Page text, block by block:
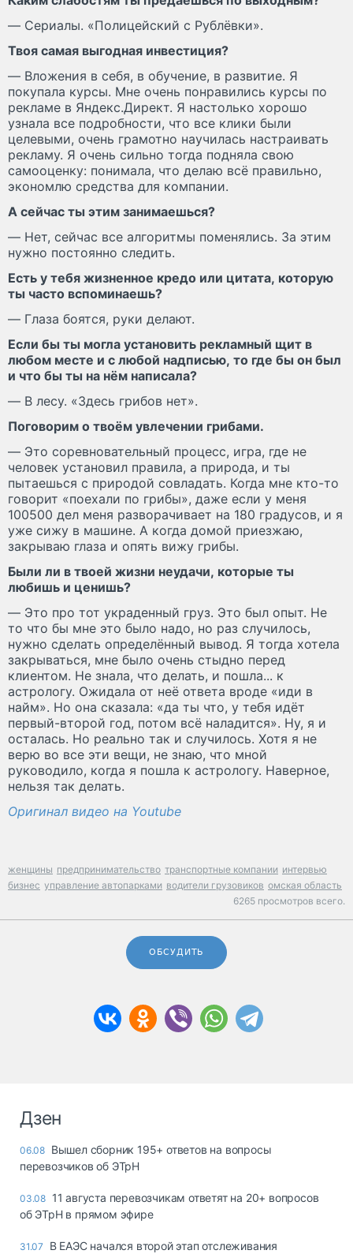
— Сериалы. «Полицейский с Рублёвки».
Твоя самая выгодная инвестиция?
— Вложения в себя, в обучение, в развитие. Я
покупала курсы. Мне очень понравились курсы по
рекламе в Яндекс.Директ. Я настолько хорошо
узнала все подробности, что все клики были
целевыми, очень грамотно научилась настраивать
рекламу. Я очень сильно тогда подняла свою
самооценку: понимала, что делаю всё правильно,
экономлю средства для компании.
А сейчас ты этим занимаешься?
— Нет, сейчас все алгоритмы поменялись. За этим
нужно постоянно следить.
Есть у тебя жизненное кредо или цитата, которую
ты часто вспоминаешь?
— Глаза боятся, руки делают.
Если бы ты могла установить рекламный щит в
любом месте и с любой надписью, то где бы он был
и что бы ты на нём написала?
— В лесу. «Здесь грибов нет».
Поговорим о твоём увлечении грибами.
— Это соревновательный процесс, игра, где не
человек установил правила, а природа, и ты
пытаешься с природой совладать. Когда мне кто-то
говорит «поехали по грибы», даже если у меня
100500 дел меня разворачивает на 180 градусов, и я
уже сижу в машине. А когда домой приезжаю,
закрываю глаза и опять вижу грибы.
Были ли в твоей жизни неудачи, которые ты
любишь и ценишь?
— Это про тот украденный груз. Это был опыт. Не
то что бы мне это было надо, но раз случилось,
нужно сделать определённый вывод. Я тогда хотела
закрываться, мне было очень стыдно перед
клиентом. Не знала, что делать, и пошла... к
астрологу. Ожидала от неё ответа вроде «иди в
найм». Но она сказала: «да ты что, у тебя идёт
первый-второй год, потом всё наладится». Ну, я и
осталась. Но реально так и случилось. Хотя я не
верю во все эти вещи, не знаю, что мной
руководило, когда я пошла к астрологу. Наверное,
нельзя так делать.
Оригинал видео на Youtube
женщины предпринимательство транспортные компании интервью
бизнес управление автопарками водители грузовиков омская область
6265 просмотров всего.
ОБСУДИТЬ
Дзен
06.08 Вышел сборник 195+ ответов на вопросы
перевозчиков об ЭТрН
03.08 11 августа перевозчикам ответят на 20+ вопросов
об ЭТрН в прямом эфире
31.07
В ЕАЭС начался второй этап отслеживания